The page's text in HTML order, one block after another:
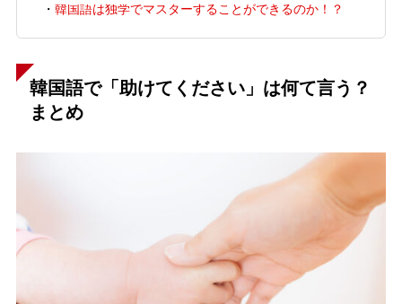
・ 韓国語は独学でマスターすることができるのか！？
韓国語で「助けてください」は何て言う？
まとめ